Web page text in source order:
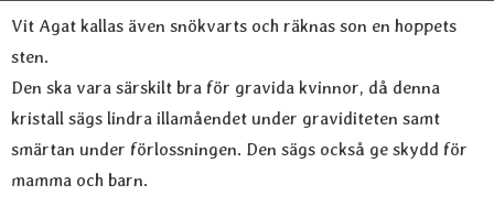
Produktbeskrivning
Vit Agat kallas även snökvarts och räknas son en hoppets
sten.
Den ska vara särskilt bra för gravida kvinnor, då denna
kristall sägs lindra illamåendet under graviditeten samt
smärtan under förlossningen. Den sägs också ge skydd för
mamma och barn.